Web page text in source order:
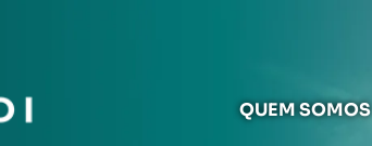
QUEM SOMOS